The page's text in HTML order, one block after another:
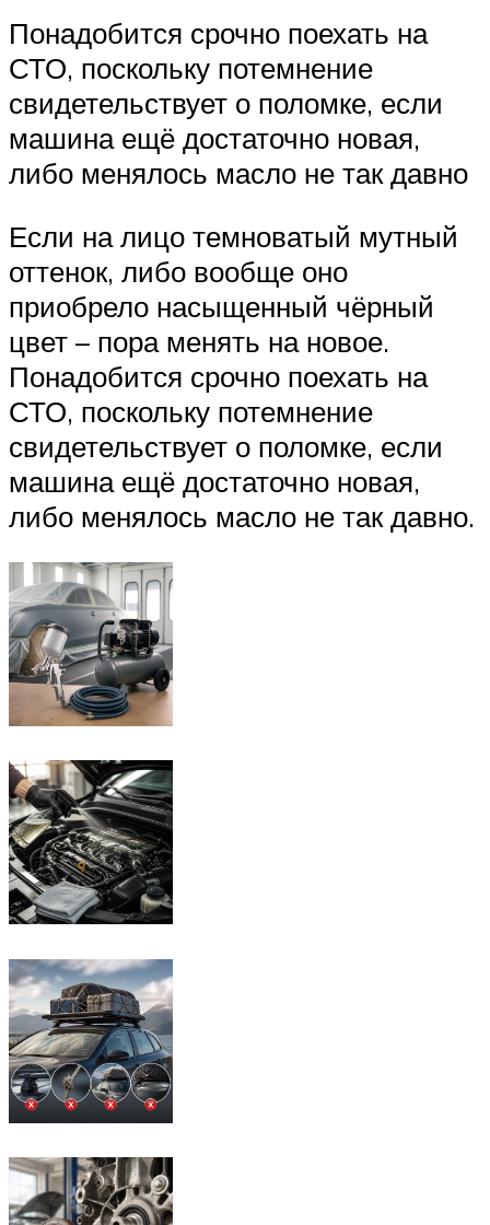
Понадобится срочно поехать на
СТО, поскольку потемнение
свидетельствует о поломке, если
машина ещё достаточно новая,
либо менялось масло не так давно
Если на лицо темноватый мутный
оттенок, либо вообще оно
приобрело насыщенный чёрный
цвет – пора менять на новое.
Понадобится срочно поехать на
СТО, поскольку потемнение
свидетельствует о поломке, если
машина ещё достаточно новая,
либо менялось масло не так давно.